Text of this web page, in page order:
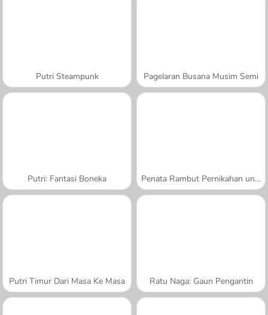
Putri Steampunk Pagelaran Busana Musim Semi
Putri: Fantasi Boneka Penata Rambut Pernikahan untuk Putri
Putri Timur Dari Masa Ke Masa Ratu Naga: Gaun Pengantin